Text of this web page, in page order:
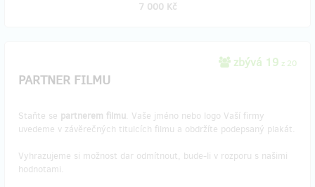
7 000 Kč
zbývá 19 z 20
PARTNER FILMU
Staňte se partnerem filmu. Vaše jméno nebo logo Vaší firmy
uvedeme v závěrečných titulcích filmu a obdržíte podepsaný plakát.
Vyhrazujeme si možnost dar odmítnout, bude-li v rozporu s našimi
hodnotami.